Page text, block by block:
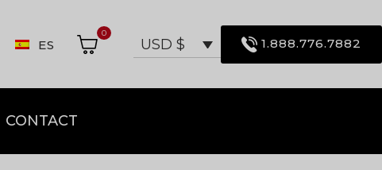
ES
0
USD $ 1.888.776.7882
CONTACT